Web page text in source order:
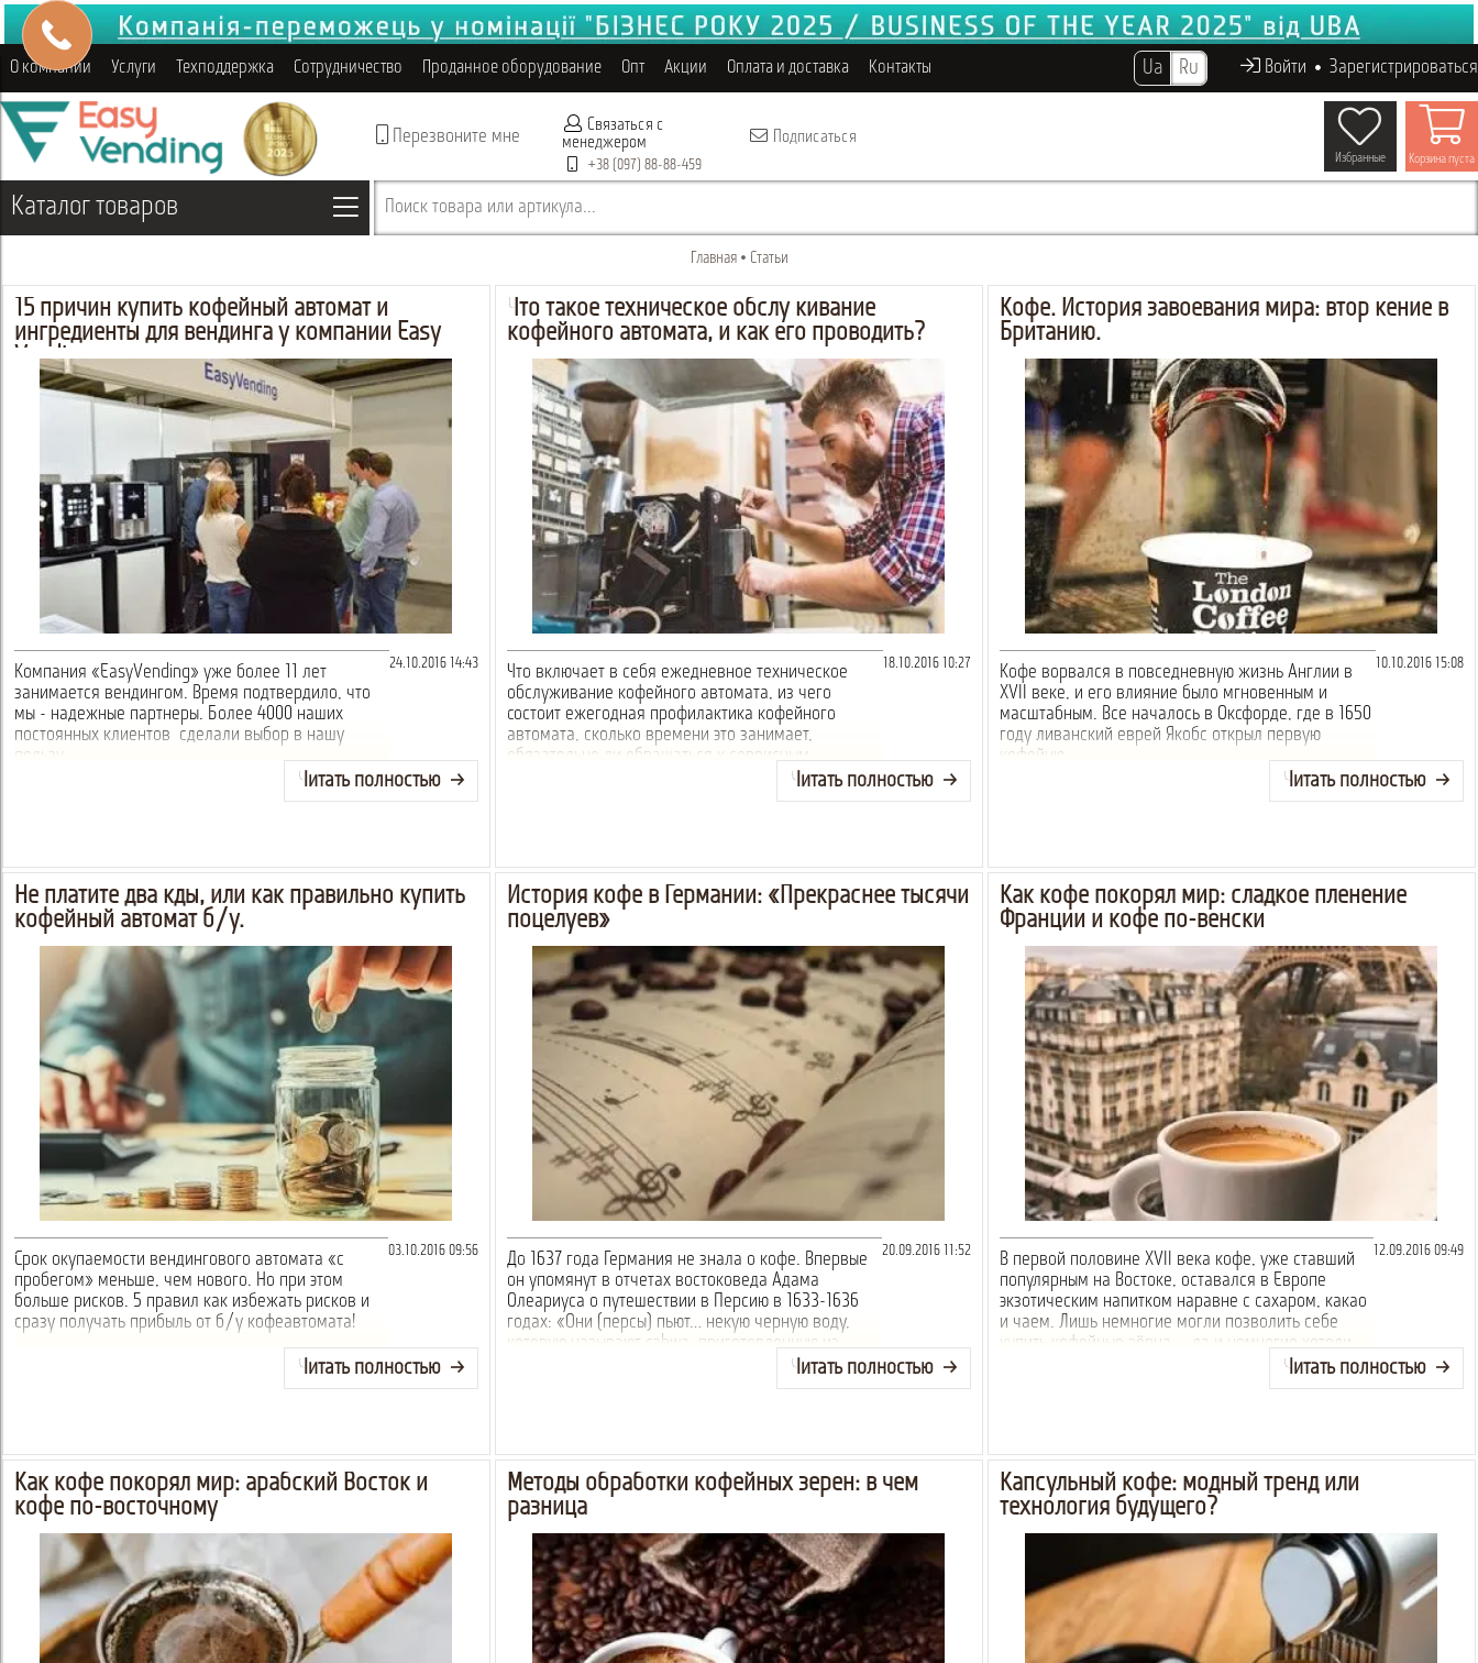
Войти Зарегистрироваться
Ua Ru
О компании Услуги Техподдержка Сотрудничество Проданное оборудование Опт Акции Оплата и доставка Контакты
Перезвоните мне
Связаться с
менеджером
+38 (097) 88-88-459
Подписаться
Корзина пуста
Избранные
Каталог товаров Поиск товара или артикула...
Главная Статьи
15 причин купить кофейный автомат и
ингредиенты для вендинга у компании Easy
Vending.
24.10.2016 14:43
Компания «EasyVending» уже более 11 лет
занимается вендингом. Время подтвердило, что
мы - надежные партнеры. Более 4000 наших
постоянных клиентов сделали выбор в нашу
пользу.
И еще 14 аргументов, которые Вас убедят!Читать полностью
Что такое техническое обслуживание
кофейного автомата, и как его проводить?
18.10.2016 10:27
Что включает в себя ежедневное техническое
обслуживание кофейного автомата, из чего
состоит ежегодная профилактика кофейного
автомата, сколько времени это занимает,
обязательно ли обращаться к сервисным
компаниям, или можно проводить самому?Читать полностью
Кофе. История завоевания мира: вторжение в
Британию.
10.10.2016 15:08
Кофе ворвался в повседневную жизнь Англии в
XVII веке, и его влияние было мгновенным и
масштабным. Все началось в Оксфорде, где в 1650
году ливанский еврей Якобс открыл первую
кофейню.
Читать полностью
Не платите дважды, или как правильно купить
кофейный автомат б/у.
03.10.2016 09:56
Срок окупаемости вендингового автомата «с
пробегом» меньше, чем нового. Но при этом
больше рисков. 5 правил как избежать рисков и
сразу получать прибыль от б/у кофеавтомата!
Читать полностью
История кофе в Германии: «Прекраснее тысячи
поцелуев»
20.09.2016 11:52
До 1637 года Германия не знала о кофе. Впервые
он упомянут в отчетах востоковеда Адама
Олеариуса о путешествии в Персию в 1633-1636
годах: «Они (персы) пьют… некую черную воду,
которую называют cahwa, приготовленную из
Читать полностью
Как кофе покорял мир: сладкое пленение
Франции и кофе по-венски
12.09.2016 09:49
В первой половине XVII века кофе, уже ставший
популярным на Востоке, оставался в Европе
экзотическим напитком наравне с сахаром, какао
и чаем. Лишь немногие могли позволить себе
купить кофейные зёрна — да и немногие хотели.
Читать полностью
Как кофе покорял мир: арабский Восток и
кофе по-восточному
Методы обработки кофейных зерен: в чем
разница
Капсульный кофе: модный тренд или
технология будущего?